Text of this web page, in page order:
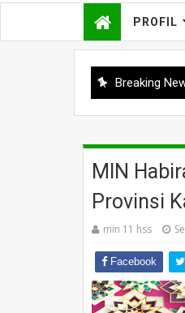
PROFIL
Breaking
MIN
Provinsi
min 11 hss
Facebook